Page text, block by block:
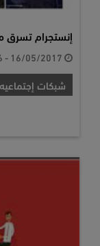
إنستجرام
شبكات إجتماعيه